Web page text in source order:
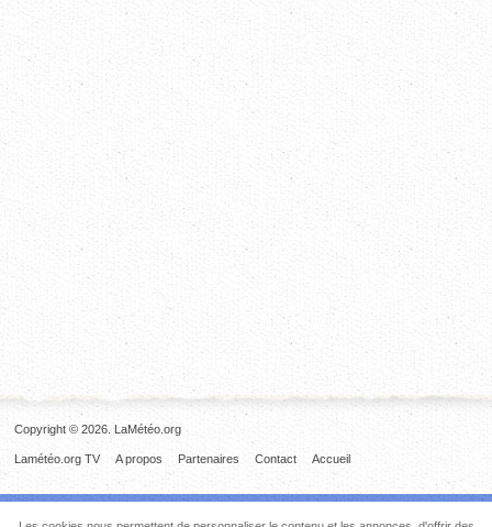
Copyright © 2026. LaMétéo.org
Accueil
Contact
Partenaires
A propos
Lamétéo.org TV